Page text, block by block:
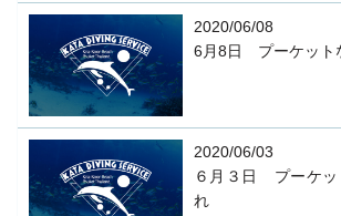
2020/06/08
6月8日 プーケット
2020/06/03
６月３日 プーケッ
れ